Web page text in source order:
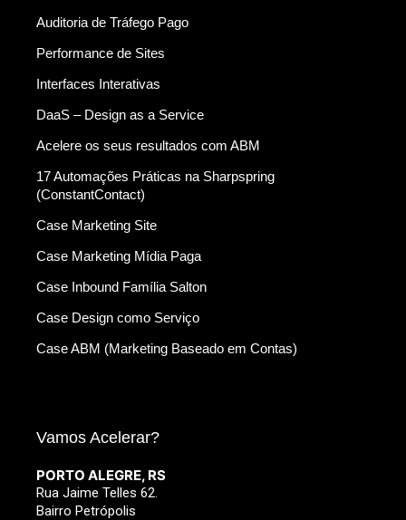
Auditoria de Tráfego Pago
Performance de Sites
Interfaces Interativas
DaaS – Design as a Service
Acelere os seus resultados com ABM
17 Automações Práticas na Sharpspring
(ConstantContact)
Case Marketing Site
Case Marketing Mídia Paga
Case Inbound Família Salton
Case Design como Serviço
Case ABM (Marketing Baseado em Contas)
Vamos Acelerar?
PORTO ALEGRE, RS
Rua Jaime Telles 62.
Bairro Petrópolis